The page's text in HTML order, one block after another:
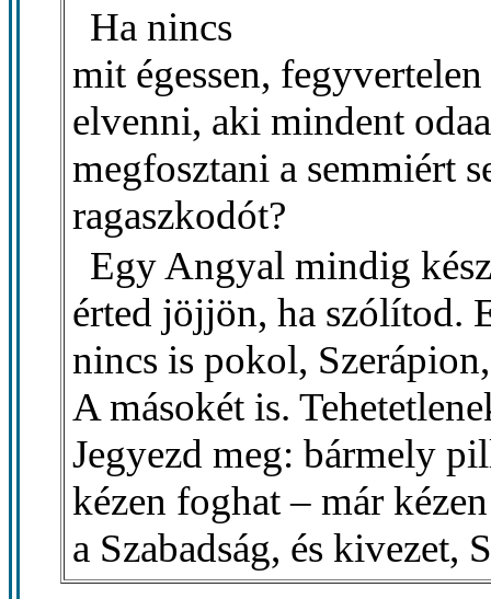
Ha nincs
mit égessen,
elvenni, aki mindent
megfosztani a semmiért
ragaszkodót?
Egy Angyal mindig
érted jöjjön, ha szólítod.
nincs is pokol,
A másokét is.
Jegyezd meg: bármely
kézen foghat – már
a Szabadság, és kivezet,